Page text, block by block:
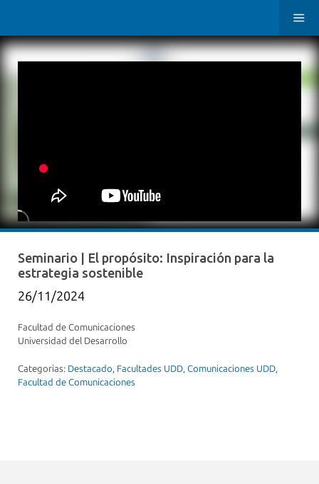
Seminario | El propósito: Inspiración para la
estrategia sostenible
26/11/2024
Facultad de Comunicaciones
Universidad del Desarrollo
Categorias: Destacado, Facultades UDD, Comunicaciones UDD,
Facultad de Comunicaciones